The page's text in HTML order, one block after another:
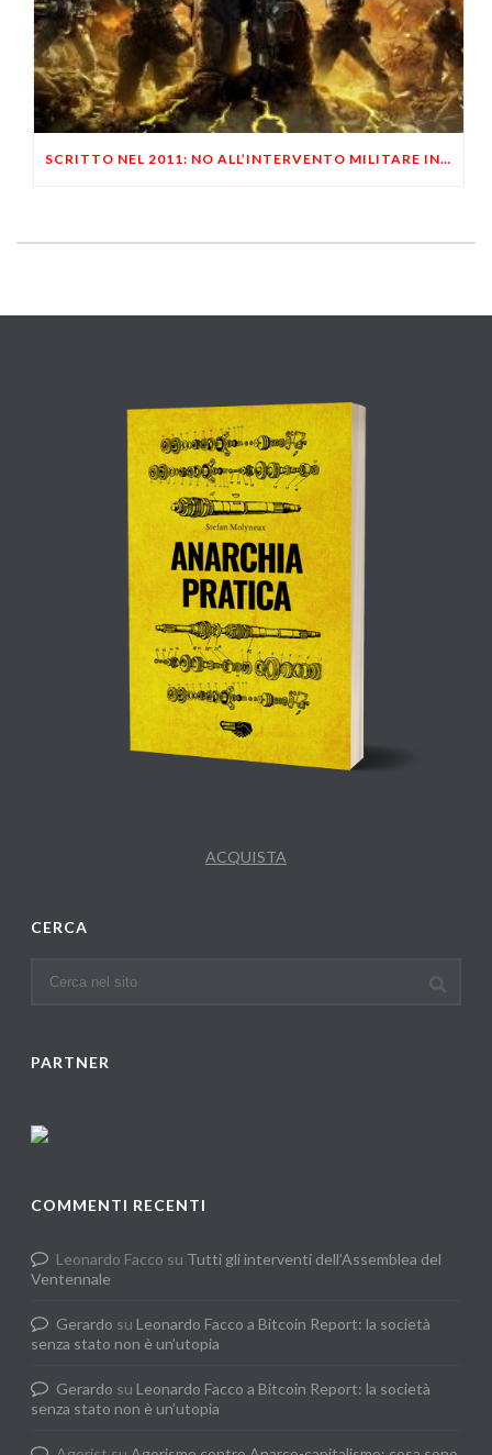
SCRITTO NEL 2011: NO ALL’INTERVENTO MILITARE IN SIRIA
ACQUISTA
CERCA
PARTNER
COMMENTI RECENTI
Leonardo Facco su Tutti gli interventi dell’Assemblea del
Ventennale
Gerardo su Leonardo Facco a Bitcoin Report: la società
senza stato non è un’utopia
Gerardo su Leonardo Facco a Bitcoin Report: la società
senza stato non è un’utopia